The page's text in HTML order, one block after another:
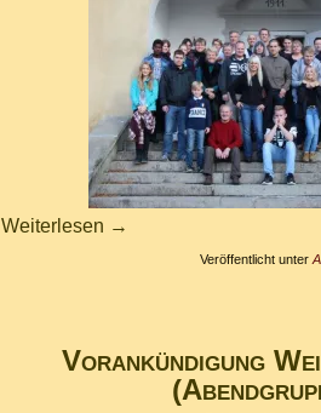
Weiterlesen →
Veröffentlicht unter
Vorankündigung